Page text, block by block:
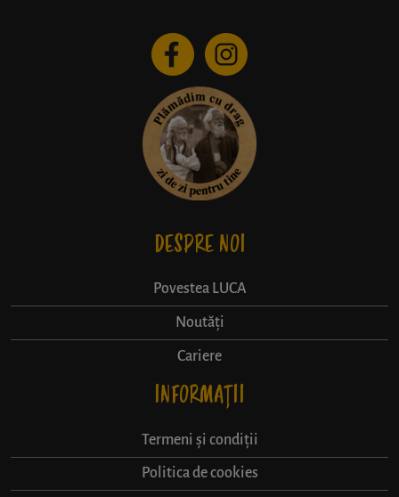
DESPRE NOI
Povestea LUCA
Noutăți
Cariere
INFORMAȚII
Termeni și condiții
Politica de cookies